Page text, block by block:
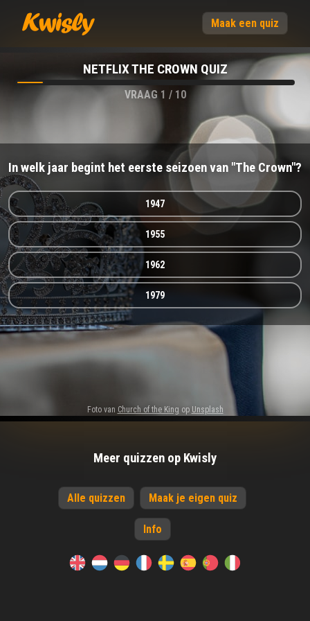
Maak een quiz
NETFLIX THE CROWN QUIZ
VRAAG 1 / 10
In welk jaar begint het eerste seizoen van "The Crown"?
1947
1955
1962
1979
Foto van Church of the King op Unsplash
Meer quizzen op Kwisly
Alle quizzen Maak je eigen quiz
Info